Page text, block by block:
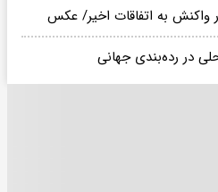
واکنش به اتفاقات اخیر/ عکس
در رده‌بندی جهانی